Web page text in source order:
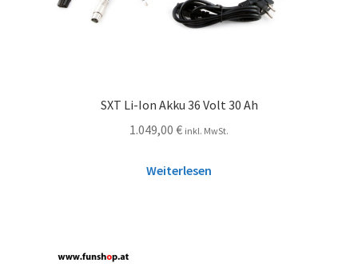
SXT Li-Ion Akku 36 Volt 30 Ah
1.049,00 € inkl. MwSt.
Weiterlesen